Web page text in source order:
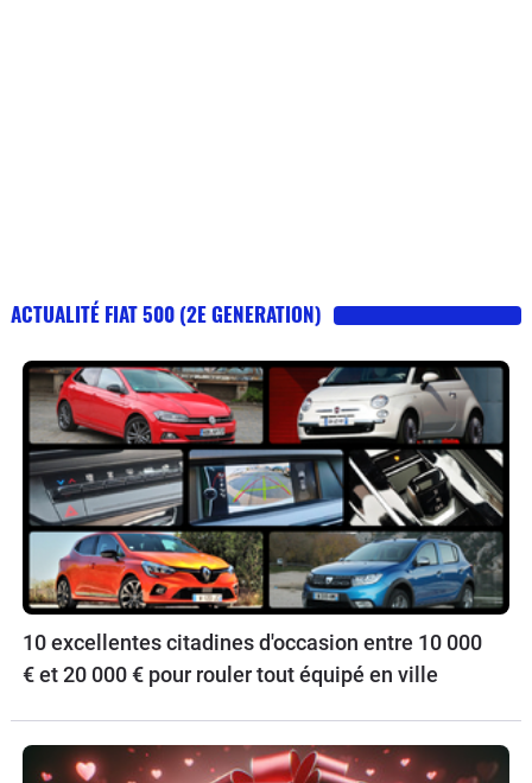
ACTUALITÉ FIAT 500 (2E GENERATION)
10 excellentes citadines d'occasion entre 10 000
€ et 20 000 € pour rouler tout équipé en ville